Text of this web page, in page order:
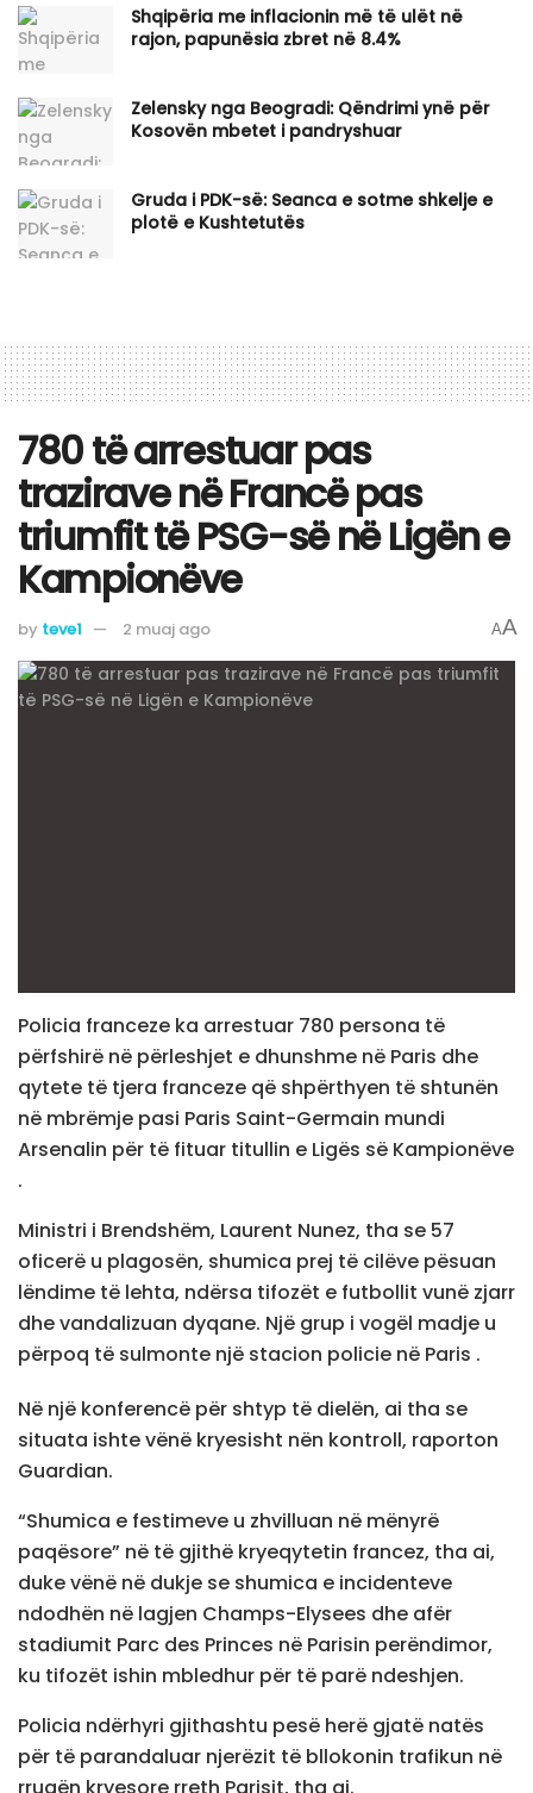
Shqipëria me inflacionin më të ulët në
rajon, papunësia zbret në 8.4%
Zelensky nga Beogradi: Qëndrimi ynë për
Kosovën mbetet i pandryshuar
Gruda i PDK-së: Seanca e sotme shkelje e
plotë e Kushtetutës
780 të arrestuar pas
trazirave në Francë pas
triumfit të PSG-së në Ligën e
Kampionëve
by teve1 2 muaj ago AA
Policia franceze ka arrestuar 780 persona të
përfshirë në përleshjet e dhunshme në Paris dhe
qytete të tjera franceze që shpërthyen të shtunën
në mbrëmje pasi Paris Saint-Germain mundi
Arsenalin për të fituar titullin e Ligës së Kampionëve
.
Ministri i Brendshëm, Laurent Nunez, tha se 57
oficerë u plagosën, shumica prej të cilëve pësuan
lëndime të lehta, ndërsa tifozët e futbollit vunë zjarr
dhe vandalizuan dyqane. Një grup i vogël madje u
përpoq të sulmonte një stacion policie në Paris .
Në një konferencë për shtyp të dielën, ai tha se
situata ishte vënë kryesisht nën kontroll, raporton
Guardian.
“Shumica e festimeve u zhvilluan në mënyrë
paqësore” në të gjithë kryeqytetin francez, tha ai,
duke vënë në dukje se shumica e incidenteve
ndodhën në lagjen Champs-Elysees dhe afër
stadiumit Parc des Princes në Parisin perëndimor,
ku tifozët ishin mbledhur për të parë ndeshjen.
Policia ndërhyri gjithashtu pesë herë gjatë natës
për të parandaluar njerëzit të bllokonin trafikun në
rrugën kryesore rreth Parisit, tha ai.